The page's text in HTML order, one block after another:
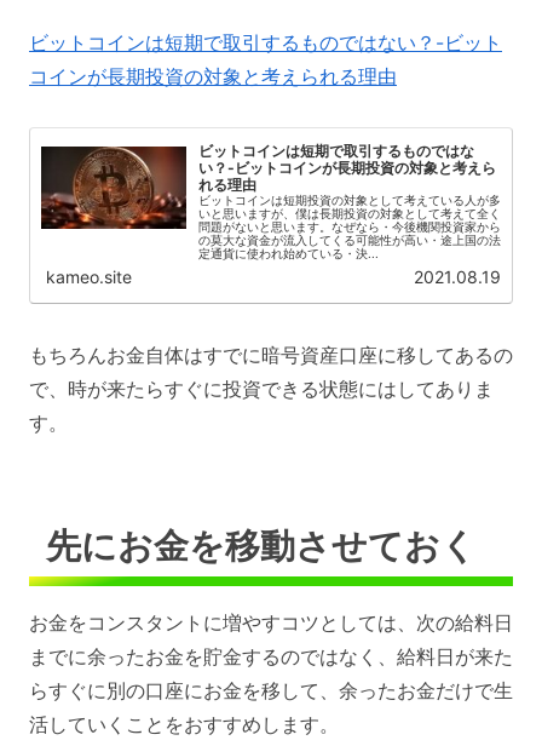
ビットコインは短期で取引するものではない？-ビット
コインが長期投資の対象と考えられる理由
ビットコインは短期で取引するものではな
い？-ビットコインが長期投資の対象と考えら
れる理由
ビットコインは短期投資の対象として考えている人が多
いと思いますが、僕は長期投資の対象として考えて全く
問題がないと思います。なぜなら・今後機関投資家から
の莫大な資金が流入してくる可能性が高い・途上国の法
定通貨に使われ始めている・決...
kameo.site 2021.08.19
もちろんお金自体はすでに暗号資産口座に移してあるの
で、時が来たらすぐに投資できる状態にはしてありま
す。
先にお金を移動させておく
お金をコンスタントに増やすコツとしては、次の給料日
までに余ったお金を貯金するのではなく、給料日が来た
らすぐに別の口座にお金を移して、余ったお金だけで生
活していくことをおすすめします。